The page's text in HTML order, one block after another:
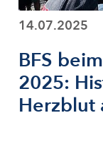
14.07.2025
BFS
2025:
Herzblut